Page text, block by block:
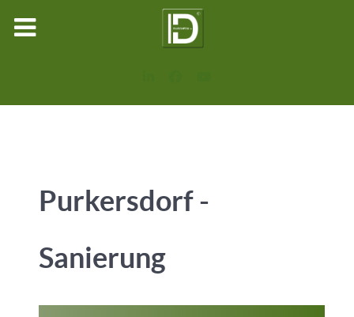
Purkersdorf -
Sanierung